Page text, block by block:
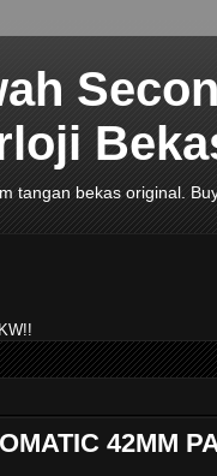
bekas original.
42MM